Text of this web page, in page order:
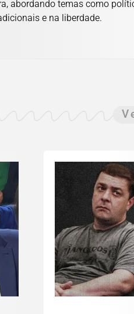
abordando temas como
e na liberdade.